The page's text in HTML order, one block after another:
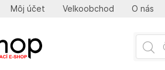
Môj účet Velkoobchod O nás